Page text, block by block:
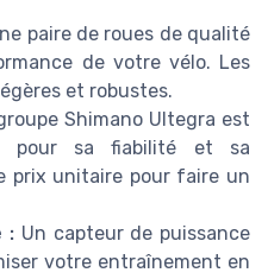
paire de roues de qualité
de votre vélo. Les
et robustes.
Shimano Ultegra est
pour sa fiabilité et sa
prix unitaire pour faire un
: Un capteur de puissance
votre entraînement en